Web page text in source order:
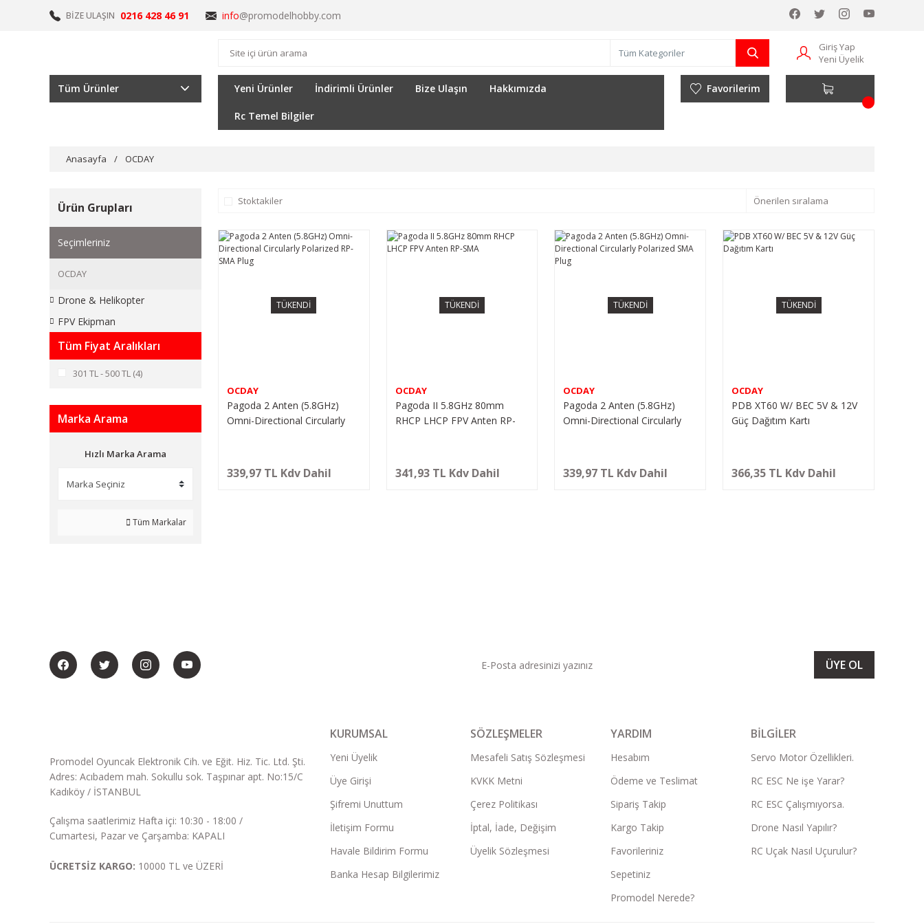
BİZE ULAŞIN 0216 428 46 91 info@promodelhobby.com
Giriş Yap
Yeni Üyelik
Tüm Ürünler Yeni Ürünler İndirimli Ürünler Bize Ulaşın Hakkımızda
Rc Temel Bilgiler
Favorilerim
Anasayfa OCDAY
Ürün Grupları
Seçimleriniz
OCDAY
Drone & Helikopter
FPV Ekipman
Tüm Fiyat Aralıkları
301 TL - 500 TL (4)
Marka Arama
Hızlı Marka Arama
Tüm Markalar
Stoktakiler
TÜKENDİ
OCDAY
Pagoda 2 Anten (5.8GHz)
Omni-Directional Circularly
339,97 TL Kdv Dahil
TÜKENDİ
OCDAY
Pagoda II 5.8GHz 80mm
RHCP LHCP FPV Anten RP-
341,93 TL Kdv Dahil
TÜKENDİ
OCDAY
Pagoda 2 Anten (5.8GHz)
Omni-Directional Circularly
339,97 TL Kdv Dahil
TÜKENDİ
OCDAY
PDB XT60 W/ BEC 5V & 12V
Güç Dağıtım Kartı
366,35 TL Kdv Dahil
ÜYE OL
Promodel Oyuncak Elektronik Cih. ve Eğit. Hiz. Tic. Ltd. Şti.
Adres: Acıbadem mah. Sokullu sok. Taşpınar apt. No:15/C
Kadıköy / İSTANBUL
Çalışma saatlerimiz Hafta içi: 10:30 - 18:00 /
Cumartesi, Pazar ve Çarşamba: KAPALI
ÜCRETSİZ KARGO: 10000 TL ve ÜZERİ
KURUMSAL
Yeni Üyelik
Üye Girişi
Şifremi Unuttum
İletişim Formu
Havale Bildirim Formu
Banka Hesap Bilgilerimiz
SÖZLEŞMELER
Mesafeli Satış Sözleşmesi
KVKK Metni
Çerez Politikası
İptal, İade, Değişim
Üyelik Sözleşmesi
YARDIM
Hesabım
Ödeme ve Teslimat
Sipariş Takip
Kargo Takip
Favorileriniz
Sepetiniz
Promodel Nerede?
BİLGİLER
Servo Motor Özellikleri.
RC ESC Ne işe Yarar?
RC ESC Çalışmıyorsa.
Drone Nasıl Yapılır?
RC Uçak Nasıl Uçurulur?